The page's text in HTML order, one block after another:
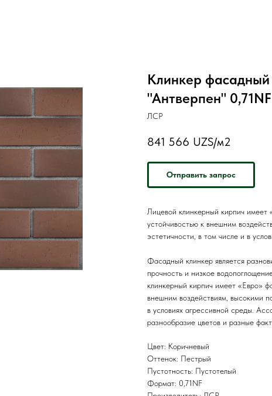
Клинкер
"Антверпен"
ЛСР
841 566 UZS/м2
Отправить запрос
Лицевой клинкерный кирпич
устойчивостью к внешним
эстетичности, в том числе и в
Фасадный клинкер является
прочность и низкое
клинкерный кирпич имеет «Евро»
внешним воздействиям, высокими
в условиях агрессивной среды.
разнообразие цветов и разные
Цвет: Коричневый
Оттенок: Пестрый
Пустотность: Пустотелый
Формат: 0,71NF